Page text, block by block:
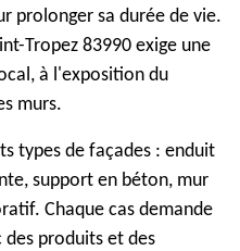
prolonger sa durée de vie.
Tropez 83990 exige une
à l'exposition du
murs.
types de façades : enduit
support en béton, mur
Chaque cas demande
produits et des